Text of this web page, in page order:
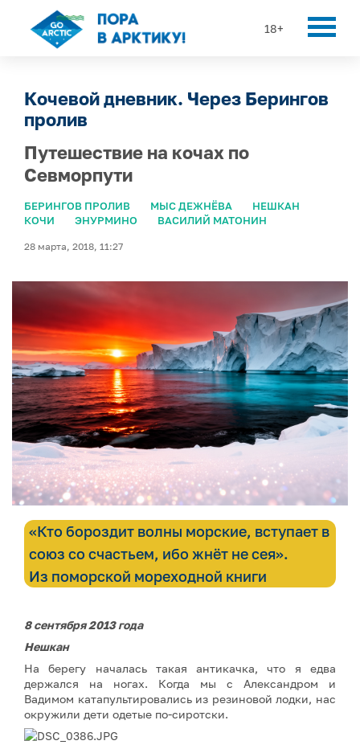
18+
Кочевой дневник. Через Берингов
пролив
Путешествие на кочах по
Севморпути
БЕРИНГОВ ПРОЛИВ МЫС ДЕЖНЁВА
НЕШКАН
КОЧИ
ЭНУРМИНО ВАСИЛИЙ МАТОНИН
28 марта, 2018, 11:27
«Кто бороздит волны морские, вступает в
союз со счастьем, ибо жнёт не сея».
Из поморской мореходной книги
8 сентября 2013 года
Нешкан
На берегу началась такая антикачка, что я едва
держался на ногах. Когда мы с Александром и
Вадимом катапультировались из резиновой лодки, нас
окружили дети одетые по-сиротски.